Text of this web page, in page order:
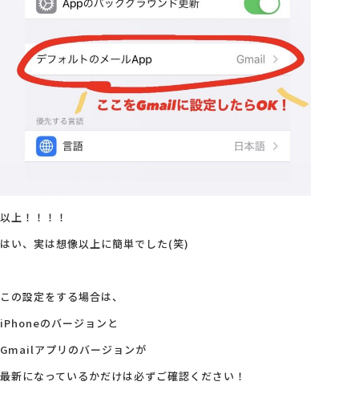
以上！！！！
はい、実は想像以上に簡単でした(笑)
この設定をする場合は、
iPhoneのバージョンと
Gmailアプリのバージョンが
最新になっているかだけは必ずご確認ください！